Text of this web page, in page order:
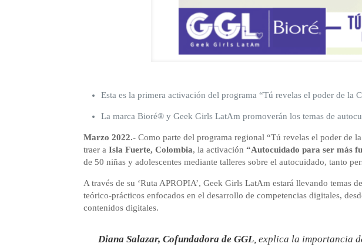
Esta es la primera activación del programa “Tú revelas el poder de la
La marca Bioré® y Geek Girls LatAm promoverán los temas de
Marzo 2022.- Como parte del programa regional “Tú revelas el poder de
traer a Isla Fuerte, Colombia, la activación “Autocuidado para ser más
de 50 niñas y adolescentes mediante talleres sobre el autocuidado, tanto
A través de su ‘Ruta APROPIA’, Geek Girls LatAm estará llevando temas
teórico-prácticos enfocados en el desarrollo de competencias digitales,
contenidos digitales.
Diana Salazar, Cofundadora de GGL, explica la importancia